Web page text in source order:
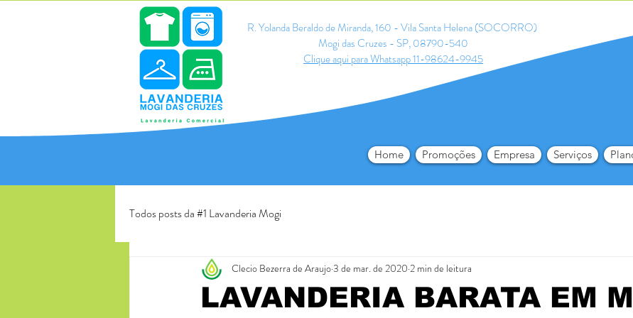
R. Yolanda Beraldo de Miranda, 160 - Vila Santa Helena (SOCORRO)
Mogi das Cruzes - SP, 08790-540
Clique aqui para Whatsapp 11-98624-9945
Home Promoções Empresa Serviços
Todos posts da #1 Lavanderia Mogi
LAVANDERIA BARATA EM
Clecio Bezerra de Araujo3 de mar. de 2020 2 min de leitura